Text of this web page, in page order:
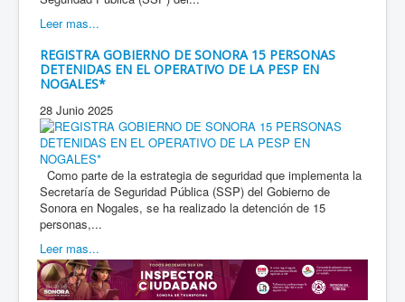
Leer mas...
REGISTRA GOBIERNO DE SONORA 15 PERSONAS
DETENIDAS EN EL OPERATIVO DE LA PESP EN
NOGALES*
28 Junio 2025
Como parte de la estrategia de seguridad que implementa la
Secretaría de Seguridad Pública (SSP) del Gobierno de
Sonora en Nogales, se ha realizado la detención de 15
personas,...
Leer mas...